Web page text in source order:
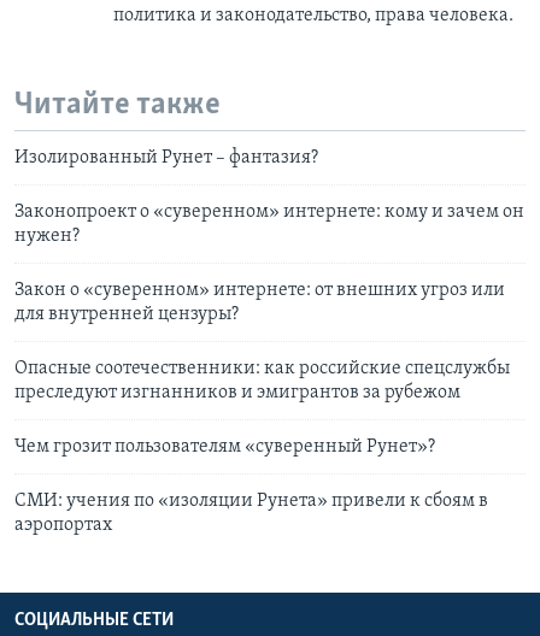
политика и законодательство, права человека.
Читайте также
Изолированный Рунет – фантазия?
Законопроект о «суверенном» интернете: кому и зачем он
нужен?
Закон о «суверенном» интернете: от внешних угроз или
для внутренней цензуры?
Опасные соотечественники: как российские спецслужбы
преследуют изгнанников и эмигрантов за рубежом
Чем грозит пользователям «суверенный Рунет»?
СМИ: учения по «изоляции Рунета» привели к сбоям в
аэропортах
СОЦИАЛЬНЫЕ СЕТИ